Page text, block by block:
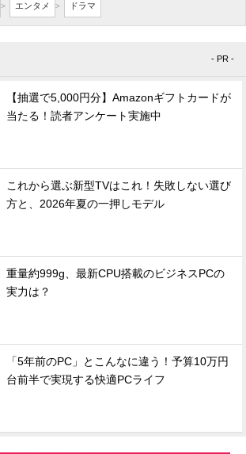
> エンタメ > ドラマ
- PR -
【抽選で5,000円分】Amazonギフトカードが
当たる！読者アンケート実施中
これから選ぶ新型TVはこれ！失敗しない選び
方と、2026年夏の一押しモデル
重量約999g、最新CPU搭載のビジネスPCの
実力は？
「5年前のPC」とこんなに違う！予算10万円
台前半で実現する快適PCライフ